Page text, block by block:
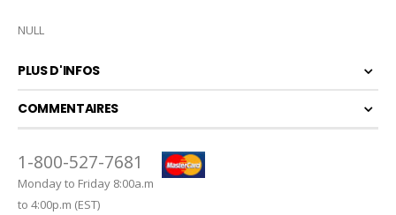
NULL
PLUS D'INFOS
COMMENTAIRES
1-800-527-7681
Monday to Friday 8:00a.m
to 4:00p.m (EST)